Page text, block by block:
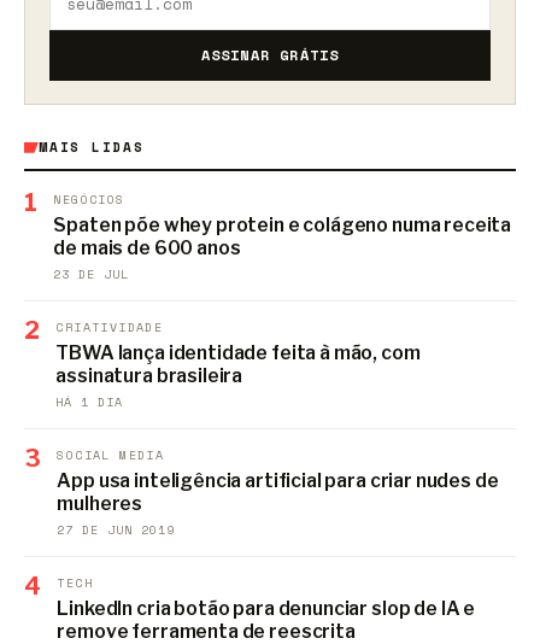
ASSINAR GRÁTIS
MAIS LIDAS
1 NEGÓCIOS
Spaten põe whey protein e colágeno numa receita
de mais de 600 anos
23 DE JUL
2 CRIATIVIDADE
TBWA lança identidade feita à mão, com
assinatura brasileira
HÁ 1 DIA
3 SOCIAL MEDIA
App usa inteligência artificial para criar nudes de
mulheres
27 DE JUN 2019
4 TECH
LinkedIn cria botão para denunciar slop de IA e
remove ferramenta de reescrita